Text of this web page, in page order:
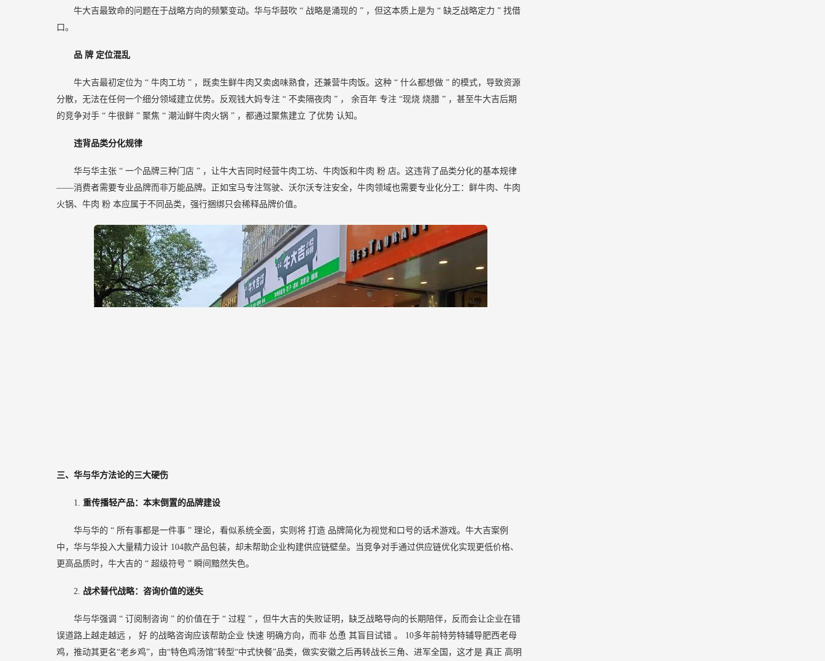
牛大吉最致命的问题在于战略方向的频繁变动。华与华鼓吹 “ 战略是涌现的 ” ，但这本质上是为 “ 缺乏战略定力 ” 找借
口。
品 牌 定位混乱
牛大吉最初定位为 “ 牛肉工坊 ” ，既卖生鲜牛肉又卖卤味熟食，还兼营牛肉饭。这种 “ 什么都想做 ” 的模式，导致资源
分散，无法在任何一个细分领域建立优势。反观钱大妈专注 “ 不卖隔夜肉 ” ， 余百年 专注 “现烧 烧腊 ” ，甚至牛大吉后期
的竞争对手 “ 牛很鲜 ” 聚焦 “ 潮汕鲜牛肉火锅 ” ，都通过聚焦建立 了优势 认知。
违背品类分化规律
华与华主张 “ 一个品牌三种门店 ” ，让牛大吉同时经营牛肉工坊、牛肉饭和牛肉 粉 店。这违背了品类分化的基本规律
——消费者需要专业品牌而非万能品牌。正如宝马专注驾驶、沃尔沃专注安全，牛肉领域也需要专业化分工：鲜牛肉、牛肉
火锅、牛肉 粉 本应属于不同品类，强行捆绑只会稀释品牌价值。
三、华与华方法论的三大硬伤
1. 重传播轻产品：本末倒置的品牌建设
华与华的 “ 所有事都是一件事 ” 理论，看似系统全面，实则将 打造 品牌简化为视觉和口号的话术游戏。牛大吉案例
中，华与华投入大量精力设计 104款产品包装，却未帮助企业构建供应链壁垒。当竞争对手通过供应链优化实现更低价格、
更高品质时，牛大吉的 “ 超级符号 ” 瞬间黯然失色。
2. 战术替代战略：咨询价值的迷失
华与华强调 “ 订阅制咨询 ” 的价值在于 “ 过程 ” ，但牛大吉的失败证明，缺乏战略导向的长期陪伴，反而会让企业在错
误道路上越走越远 ， 好 的战略咨询应该帮助企业 快速 明确方向，而非 怂恿 其盲目试错 。 10多年前特劳特辅导肥西老母
鸡，推动其更名“老乡鸡”，由“特色鸡汤馆”转型“中式快餐”品类，做实安徽之后再转战长三角、进军全国，这才是 真正 高明